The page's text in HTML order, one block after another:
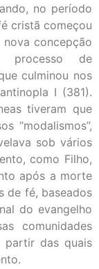
no período
cristã começou
concepção
processo de
culminou nos
I (381).
tiveram que
“modalismos”,
sob vários
como Filho,
após a morte
de fé, baseados
do evangelho
comunidades
partir das quais